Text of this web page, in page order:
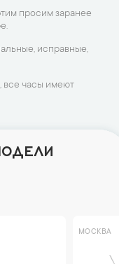
просим заранее
исправные,
все часы имеют
МОСКВА